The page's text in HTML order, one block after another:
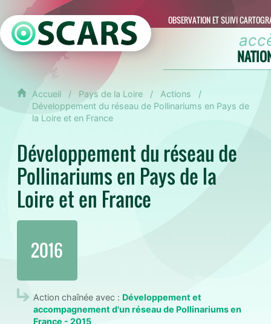
OBSERVATION ET SUIVI
Accueil Pays de la Loire
Actions
Développement du réseau de Pollinariums en Pays de
la Loire et en France
Développement du réseau de
Pollinariums en Pays de la
Loire et en France
2016
Action chaînée avec : Développement et
accompagnement d'un réseau de Pollinariums en
France - 2015